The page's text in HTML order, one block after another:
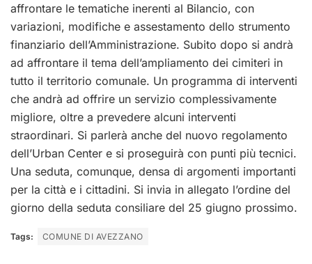
affrontare le tematiche inerenti al Bilancio, con
variazioni, modifiche e assestamento dello strumento
finanziario dell’Amministrazione. Subito dopo si andrà
ad affrontare il tema dell’ampliamento dei cimiteri in
tutto il territorio comunale. Un programma di interventi
che andrà ad offrire un servizio complessivamente
migliore, oltre a prevedere alcuni interventi
straordinari. Si parlerà anche del nuovo regolamento
dell’Urban Center e si proseguirà con punti più tecnici.
Una seduta, comunque, densa di argomenti importanti
per la città e i cittadini. Si invia in allegato l’ordine del
giorno della seduta consiliare del 25 giugno prossimo.
Tags: COMUNE DI AVEZZANO